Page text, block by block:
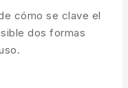
carrito
cómo se clave el
dos formas